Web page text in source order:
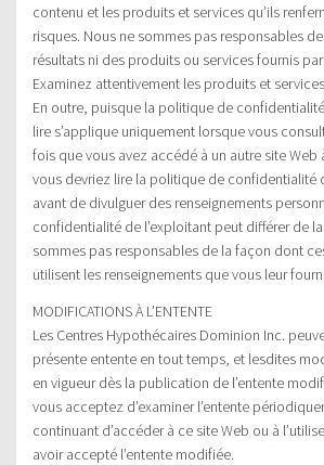
contenu et les produits et services qu’ils
risques. Nous ne sommes pas responsables
résultats ni des produits ou services fournis
Examinez attentivement les produits et
En outre, puisque la politique de
lire s’applique uniquement lorsque vous
fois que vous avez accédé à un autre site Web à
vous devriez lire la politique de confidentialité
avant de divulguer des renseignements
confidentialité de l’exploitant peut différer de
sommes pas responsables de la façon dont
utilisent les renseignements que vous leur
MODIFICATIONS À L’ENTENTE
Les Centres Hypothécaires Dominion Inc.
présente entente en tout temps, et lesdites
en vigueur dès la publication de l’entente
vous acceptez d’examiner l’entente
continuant d’accéder à ce site Web ou à
avoir accepté l’entente modifiée.